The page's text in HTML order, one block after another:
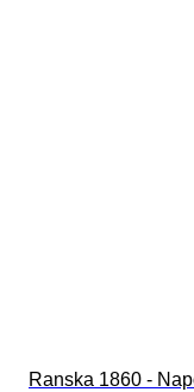
Ranska 1860 -